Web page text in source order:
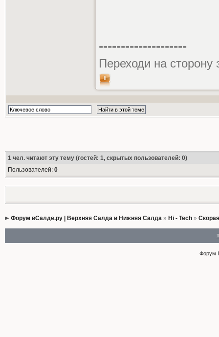
--------------------
Переходи на сторону
1чел. читают эту тему (гостей: 1, скрытых пользователей: 0)
Пользователей: 0
Форум вСалде.ру | Верхняя Салда и Нижняя Салда» Hi - Tech»
Форум